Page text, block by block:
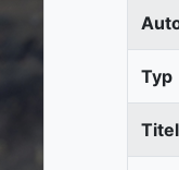
Typ
Titel